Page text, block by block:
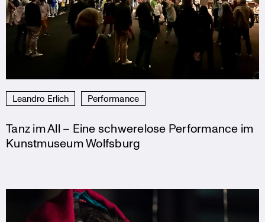
Leandro Erlich Performance
Tanz im All – Eine schwerelose Performance im
Kunstmuseum Wolfsburg